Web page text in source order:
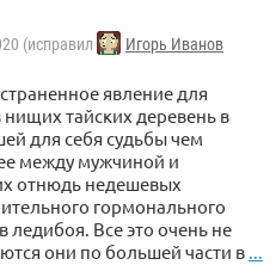
(исправил
Игорь Иванов
явление для
тайских деревень в
для себя судьбы чем
между мужчиной и
отнюдь недешевых
гормонального
ледибоя. Все это очень не
они по большей части в ...